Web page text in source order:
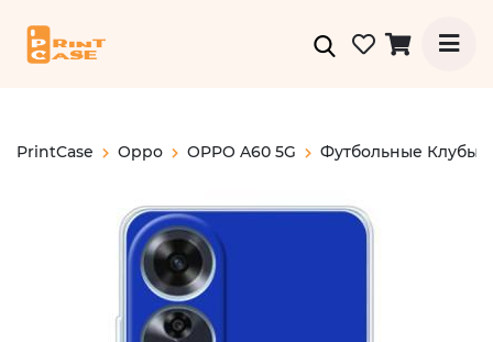
PrintCase Oppo OPPO A60 5G Футбольные Клубы